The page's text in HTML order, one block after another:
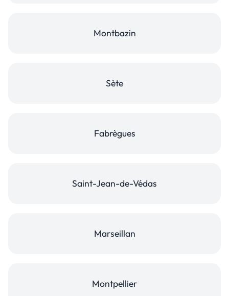
Montbazin
Sète
Fabrègues
Saint-Jean-de-Védas
Marseillan
Montpellier